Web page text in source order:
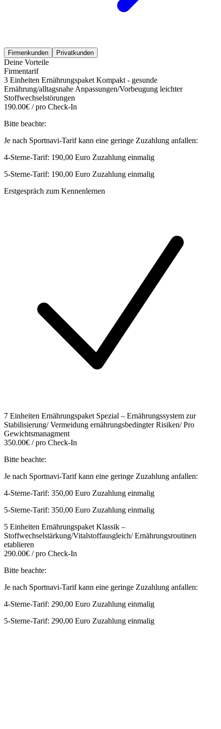
Firmenkunden Privatkunden
Deine Vorteile
Firmentarif
3 Einheiten Ernährungspaket Kompakt - gesunde
Ernährung/alltagsnahe Anpassungen/Vorbeugung leichter
Stoffwechselstörungen
190.00€ / pro Check-In
Bitte beachte:
Je nach Sportnavi-Tarif kann eine geringe Zuzahlung anfallen:
4-Sterne-Tarif: 190,00 Euro Zuzahlung einmalig
5-Sterne-Tarif: 190,00 Euro Zuzahlung einmalig
Erstgespräch zum Kennenlernen
7 Einheiten Ernährungspaket Spezial – Ernährungssystem zur
Stabilisierung/ Vermeidung ernährungsbedingter Risiken/ Pro
Gewichtsmanagment
350.00€ / pro Check-In
Bitte beachte:
Je nach Sportnavi-Tarif kann eine geringe Zuzahlung anfallen:
4-Sterne-Tarif: 350,00 Euro Zuzahlung einmalig
5-Sterne-Tarif: 350,00 Euro Zuzahlung einmalig
5 Einheiten Ernährungspaket Klassik –
Stoffwechselstärkung/Vitalstoffausgleich/ Ernährungsroutinen
etablieren
290.00€ / pro Check-In
Bitte beachte:
Je nach Sportnavi-Tarif kann eine geringe Zuzahlung anfallen:
4-Sterne-Tarif: 290,00 Euro Zuzahlung einmalig
5-Sterne-Tarif: 290,00 Euro Zuzahlung einmalig